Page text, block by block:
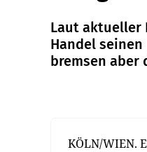
Laut aktueller
Handel
bremsen aber
KÖLN/WIEN.